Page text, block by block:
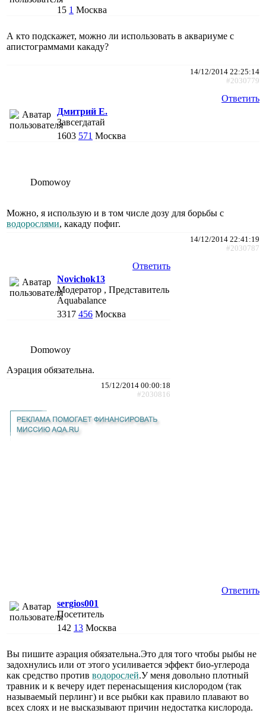
15 1 Москва
А кто подскажет, можно ли использовать в аквариуме с
апистограммами какаду?
14/12/2014 22:25:14
#2030779
Ответить
Дмитрий Е.
Завсегдатай
1603 571 Москва
Domowoy
Можно, я использую и в том числе дозу для борьбы с
водорослями, какаду пофиг.
14/12/2014 22:41:19
#2030787
Ответить
Novichok13
Модератор , Представитель
Aquabalance
3317 456 Москва
Domowoy
Аэрация обязательна.
15/12/2014 00:00:18
#2030816
Ответить
sergios001
Посетитель
142 13 Москва
Вы пишите аэрация обязательна.Это для того чтобы рыбы не
задохнулись или от этого усиливается эффект био-углерода
как средство против водорослей.У меня довольно плотный
травник и к вечеру идет перенасыщения кислородом (так
называемый перлинг) и все рыбки как правило плавают во
всех слоях и не высказывают причин недостатка кислорода.